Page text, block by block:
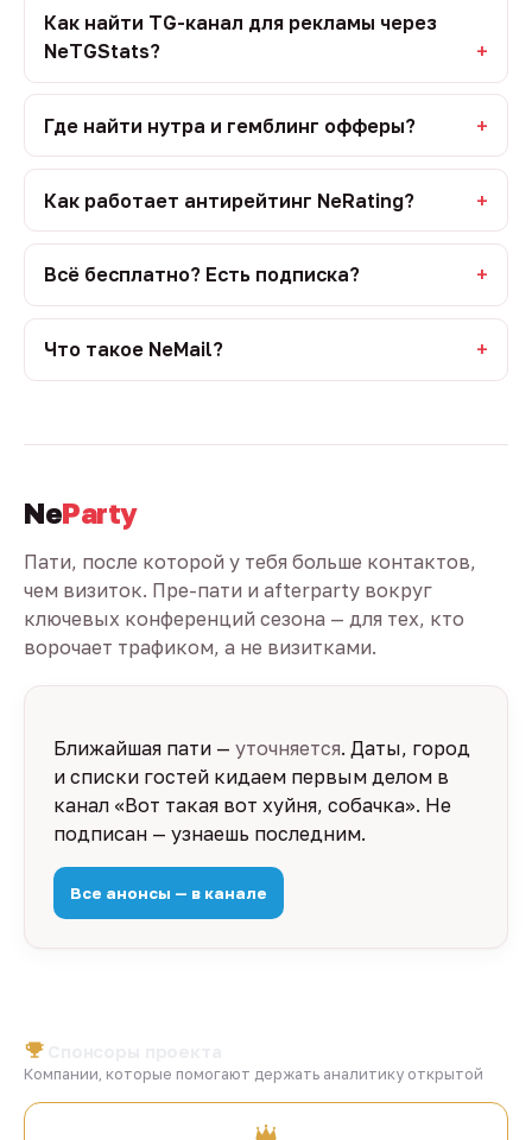
Как найти TG-канал для рекламы через
NeTGStats?
Где найти нутра и гемблинг офферы?
Как работает антирейтинг NeRating?
Всё бесплатно? Есть подписка?
Что такое NeMail?
NeParty
Пати, после которой у тебя больше контактов,
чем визиток. Пре-пати и afterparty вокруг
ключевых конференций сезона — для тех, кто
ворочает трафиком, а не визитками.
Ближайшая пати — уточняется. Даты, город
и списки гостей кидаем первым делом в
канал «Вот такая вот хуйня, собачка». Не
подписан — узнаешь последним.
Все анонсы — в канале
Компании, которые помогают держать аналитику открытой